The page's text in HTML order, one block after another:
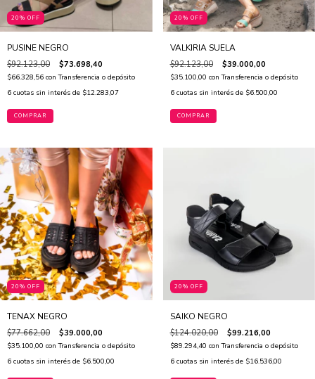
20% OFF
PUSINE NEGRO
$92.123,00 $73.698,40
$66.328,56 con Transferencia o depósito
6 cuotas sin interés de $12.283,07
COMPRAR
20% OFF
VALKIRIA SUELA
$92.123,00 $39.000,00
$35.100,00 con Transferencia o depósito
6 cuotas sin interés de $6.500,00
COMPRAR
20% OFF
TENAX NEGRO
$77.662,00 $39.000,00
$35.100,00 con Transferencia o depósito
6 cuotas sin interés de $6.500,00
20% OFF
SAIKO NEGRO
$124.020,00 $99.216,00
$89.294,40 con Transferencia o depósito
6 cuotas sin interés de $16.536,00